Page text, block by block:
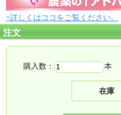
↑詳しくはココをご覧ください。
注文
購入数： 本
在庫